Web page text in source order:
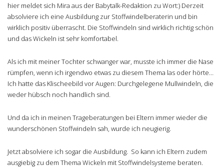
hier meldet sich Mira aus der Babytalk-Redaktion zu Wort:) Derzeit
absolviere ich eine Ausbildung zur Stoffwindelberaterin und bin
wirklich positiv überrascht. Die Stoffwindeln sind wirklich richtig schön
und das Wickeln ist sehr komfortabel.
Als ich mit meiner Tochter schwanger war, musste ich immer die Nase
rümpfen, wenn ich irgendwo etwas zu diesem Thema las oder hörte…
Ich hatte das Klischeebild vor Augen: Durchgelegene Mullwindeln, die
weder hübsch noch handlich sind.
Und da ich in meinen Trageberatungen bei Eltern immer wieder die
wunderschönen Stoffwindeln sah, wurde ich neugierig.
Jetzt absolviere ich sogar die Ausbildung. So kann ich Eltern zudem
ausgiebig zu dem Thema Wickeln mit Stoffwindelsysteme beraten.